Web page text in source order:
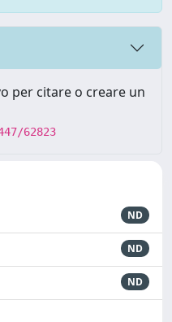
per citare o creare un
62823
ND
ND
ND